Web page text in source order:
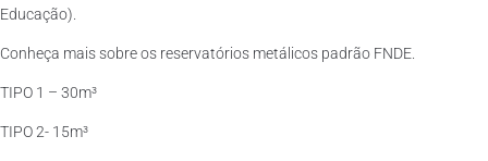
Educação).
Conheça mais sobre os reservatórios metálicos padrão FNDE.
TIPO 1 – 30m³
TIPO 2- 15m³